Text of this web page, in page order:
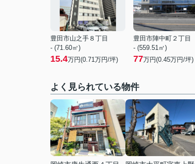
豊田市山之手８丁目
- (71.60㎡)
15.4万円(0.71万円/坪)
豊田市陣中町２丁目
- (559.51㎡)
77万円(0.45万円/坪)
よく見られている物件